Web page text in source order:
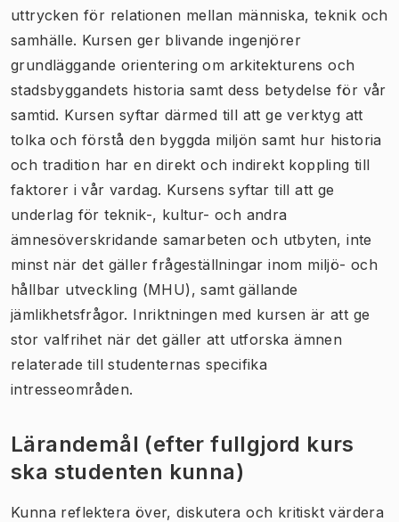
uttrycken för relationen mellan människa, teknik och
samhälle. Kursen ger blivande ingenjörer
grundläggande orientering om arkitekturens och
stadsbyggandets historia samt dess betydelse för vår
samtid. Kursen syftar därmed till att ge verktyg att
tolka och förstå den byggda miljön samt hur historia
och tradition har en direkt och indirekt koppling till
faktorer i vår vardag. Kursens syftar till att ge
underlag för teknik-, kultur- och andra
ämnesöverskridande samarbeten och utbyten, inte
minst när det gäller frågeställningar inom miljö- och
hållbar utveckling (MHU), samt gällande
jämlikhetsfrågor. Inriktningen med kursen är att ge
stor valfrihet när det gäller att utforska ämnen
relaterade till studenternas specifika
intresseområden.
Lärandemål (efter fullgjord kurs
ska studenten kunna)
Kunna reflektera över, diskutera och kritiskt värdera